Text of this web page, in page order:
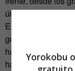
últimos meses.
Esta variedad les
gustos
hasta recetarios
han impactado son
Yorokobu